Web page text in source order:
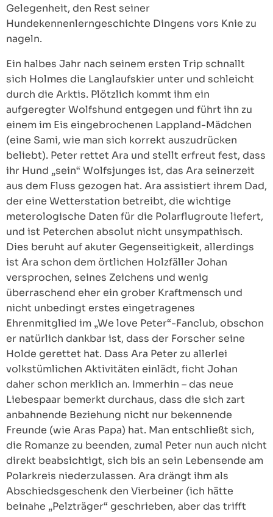
Gelegenheit, den Rest seiner
Hundekennenlerngeschichte Dingens vors Knie zu
nageln.
Ein halbes Jahr nach seinem ersten Trip schnallt
sich Holmes die Langlaufskier unter und schleicht
durch die Arktis. Plötzlich kommt ihm ein
aufgeregter Wolfshund entgegen und führt ihn zu
einem im Eis eingebrochenen Lappland-Mädchen
(eine Sami, wie man sich korrekt auszudrücken
beliebt). Peter rettet Ara und stellt erfreut fest, dass
ihr Hund „sein“ Wolfsjunges ist, das Ara seinerzeit
aus dem Fluss gezogen hat. Ara assistiert ihrem Dad,
der eine Wetterstation betreibt, die wichtige
meterologische Daten für die Polarflugroute liefert,
und ist Peterchen absolut nicht unsympathisch.
Dies beruht auf akuter Gegenseitigkeit, allerdings
ist Ara schon dem örtlichen Holzfäller Johan
versprochen, seines Zeichens und wenig
überraschend eher ein grober Kraftmensch und
nicht unbedingt erstes eingetragenes
Ehrenmitglied im „We love Peter“-Fanclub, obschon
er natürlich dankbar ist, dass der Forscher seine
Holde gerettet hat. Dass Ara Peter zu allerlei
volkstümlichen Aktivitäten einlädt, ficht Johan
daher schon merklich an. Immerhin – das neue
Liebespaar bemerkt durchaus, dass die sich zart
anbahnende Beziehung nicht nur bekennende
Freunde (wie Aras Papa) hat. Man entschließt sich,
die Romanze zu beenden, zumal Peter nun auch nicht
direkt beabsichtigt, sich bis an sein Lebensende am
Polarkreis niederzulassen. Ara drängt ihm als
Abschiedsgeschenk den Vierbeiner (ich hätte
beinahe „Pelzträger“ geschrieben, aber das trifft